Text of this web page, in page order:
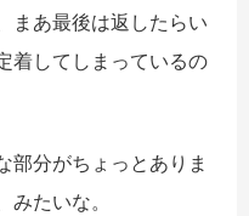
まあ最後は返したらい
着してしまっているの
分がちょっとありま
たいな。